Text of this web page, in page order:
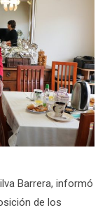
Barrera, informó
de los